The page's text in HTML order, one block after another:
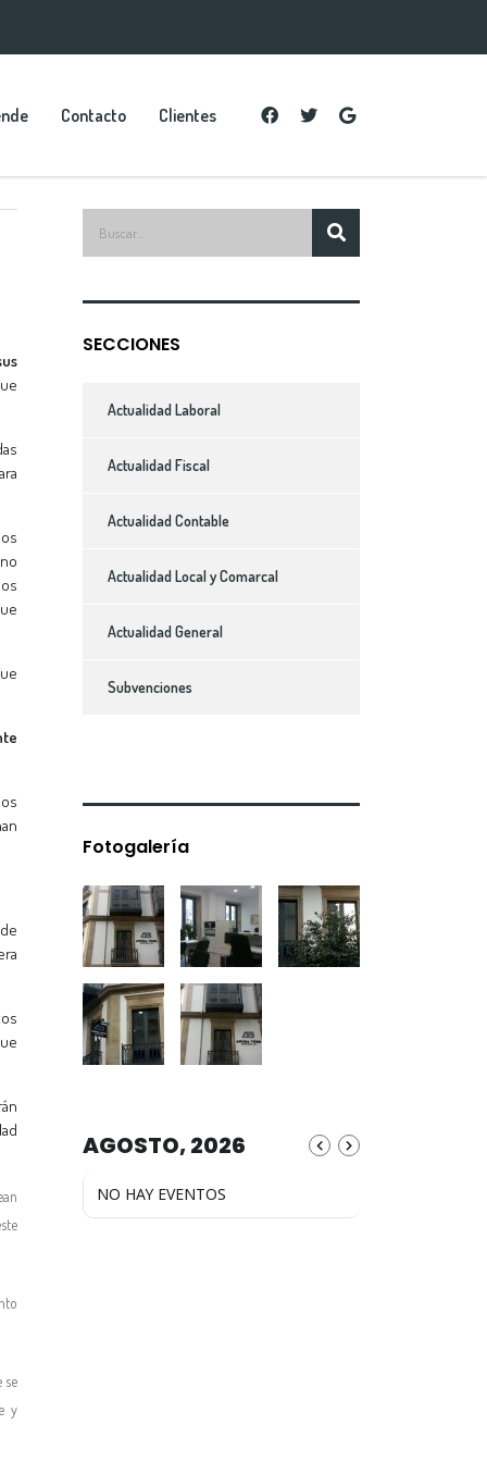
Contacto Clientes
se
y
SECCIONES
Actualidad Laboral
Actualidad Fiscal
Actualidad Contable
Actualidad Local y Comarcal
Actualidad General
Subvenciones
Fotogalería
AGOSTO, 2026
NO HAY EVENTOS